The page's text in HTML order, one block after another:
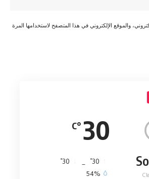
والموقع الإلكتروني في هذا المتصفح لاستخدامها المرة
30
°C
30
°
30
°
54%